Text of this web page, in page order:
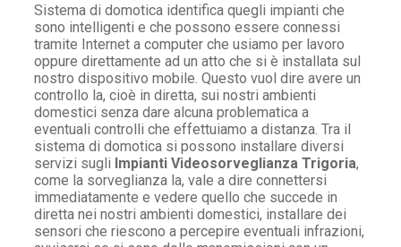
Sistema di domotica identifica quegli impianti che
sono intelligenti e che possono essere connessi
tramite Internet a computer che usiamo per lavoro
oppure direttamente ad un atto che si è installata sul
nostro dispositivo mobile. Questo vuol dire avere un
controllo la, cioè in diretta, sui nostri ambienti
domestici senza dare alcuna problematica a
eventuali controlli che effettuiamo a distanza. Tra il
sistema di domotica si possono installare diversi
servizi sugli Impianti Videosorveglianza Trigoria,
come la sorveglianza la, vale a dire connettersi
immediatamente e vedere quello che succede in
diretta nei nostri ambienti domestici, installare dei
sensori che riescono a percepire eventuali infrazioni,